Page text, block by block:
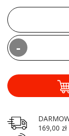
-
169,00 zł